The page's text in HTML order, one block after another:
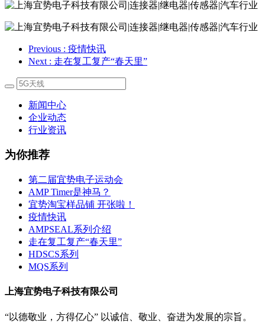
Previous : 疫情快讯
Next : 走在复工复产“春天里”
新闻中心
企业动态
行业资讯
为你推荐
第二届宜势电子运动会
AMP Timer是神马？
宜势淘宝样品铺 开张啦！
疫情快讯
AMPSEAL系列介绍
走在复工复产“春天里”
HDSCS系列
MQS系列
上海宜势电子科技有限公司
“以德敬业，方得亿心” 以诚信、敬业、奋进为发展的宗旨。